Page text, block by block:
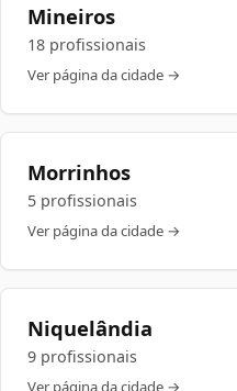
Mineiros
18 profissionais
Ver página da cidade →
Morrinhos
5 profissionais
Ver página da cidade →
Niquelândia
9 profissionais
Ver página da cidade →